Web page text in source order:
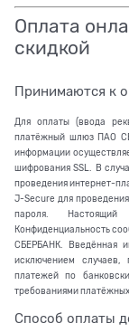
Оплата
скидкой
Принимаются к
Для оплаты (ввода
платёжный шлюз ПАО
информации
шифрования SSL. В
проведения интернет-
J-Secure для
пароля. Настоящий
Конфиденциальность
СБЕРБАНК. Введённая
исключением случаев,
платежей по
требованиями
Способ оплаты